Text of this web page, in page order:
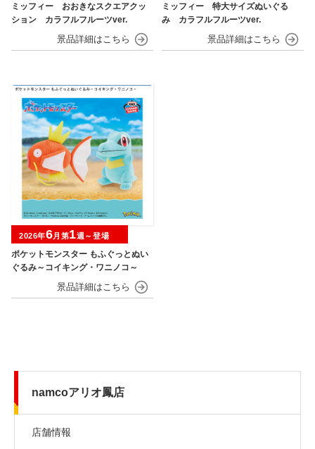
ミッフィー おおきなスクエアクッ
ション カラフルフルーツver.
ミッフィー 特大サイズぬいぐる
み カラフルフルーツver.
ポケットモンスター もふぐっとぬい
ぐるみ～コイキング・ワニノコ～
2026年6月第1週～登場
namcoアリオ鳳店
店舗情報